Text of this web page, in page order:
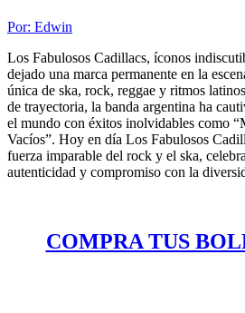
Por: Edwin
Los Fabulosos Cadillacs, íconos
dejado una marca permanente en la
única de ska, rock, reggae y ritmos
de trayectoria, la banda argentina ha
el mundo con éxitos inolvidables como
Vacíos”. Hoy en día Los Fabulosos
fuerza imparable del rock y el ska,
autenticidad y compromiso con la
COMPRA TUS